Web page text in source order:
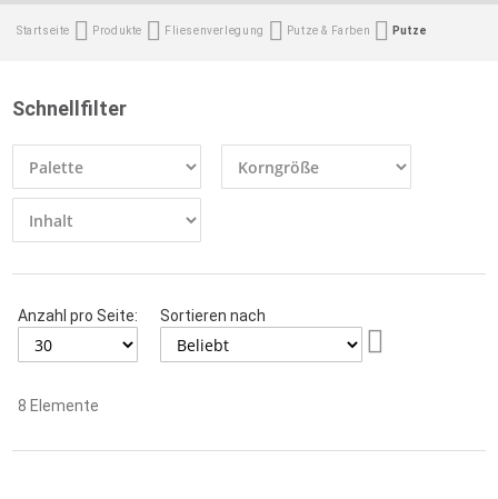
Startseite Produkte Fliesenverlegung Putze & Farben Putze
Schnellfilter
Anzahl pro Seite:
Sortieren nach
8 Elemente